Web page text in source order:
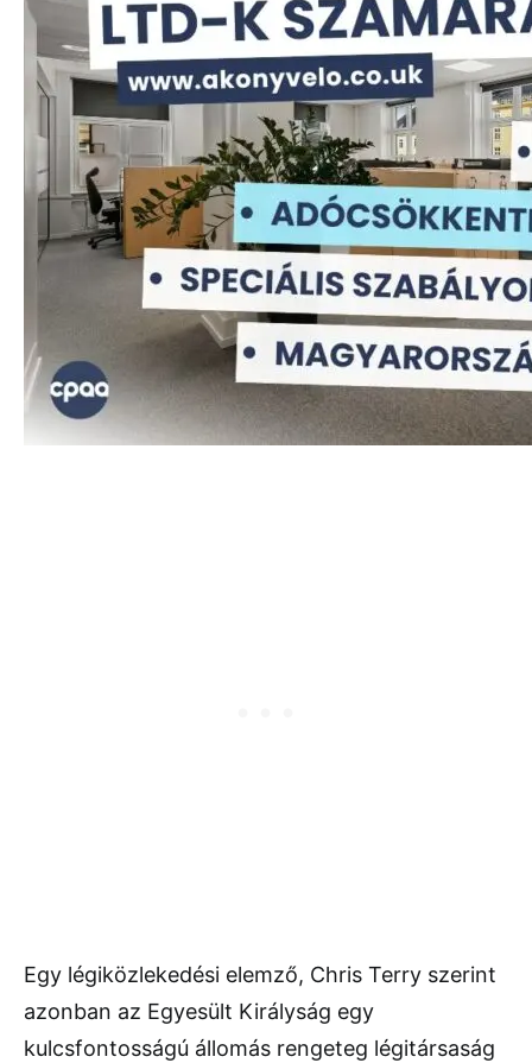
Egy légiközlekedési elemző, Chris Terry szerint
azonban az Egyesült Királyság egy
kulcsfontosságú állomás rengeteg légitársaság